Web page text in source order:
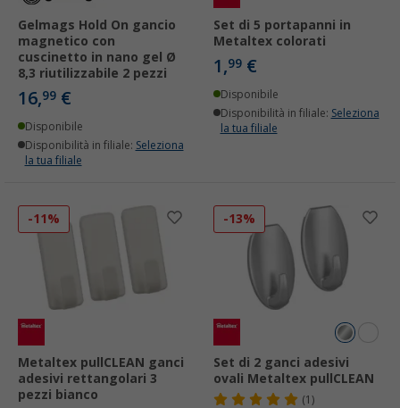
Gelmags Hold On gancio
magnetico con
cuscinetto in nano gel Ø
8,3 riutilizzabile 2 pezzi
16,99 €
Disponibile
Disponibilità in filiale: Seleziona
la tua filiale
Set di 5 portapanni in
Metaltex colorati
1,99 €
Disponibile
Disponibilità in filiale: Seleziona
la tua filiale
-11%
Metaltex pullCLEAN ganci
adesivi rettangolari 3
pezzi bianco
-13%
Set di 2 ganci adesivi
ovali Metaltex pullCLEAN
(1)